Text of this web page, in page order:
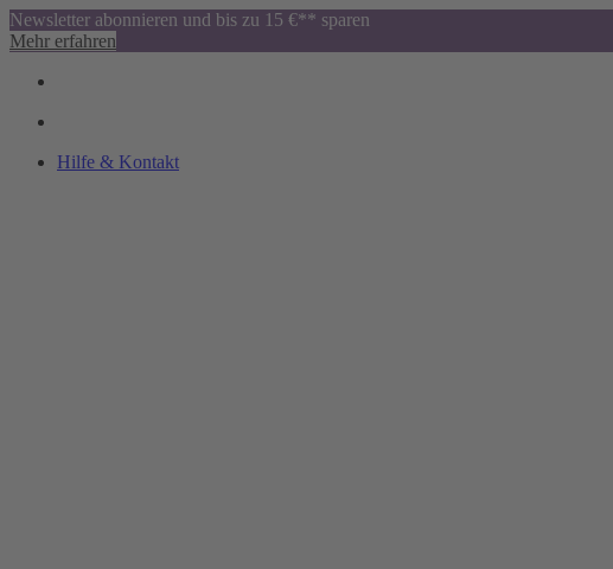
Newsletter abonnieren und bis zu 15 €** sparen
Mehr erfahren
Hilfe & Kontakt